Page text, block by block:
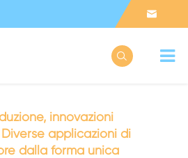


innovazioni
applicazioni di
dalla forma unica